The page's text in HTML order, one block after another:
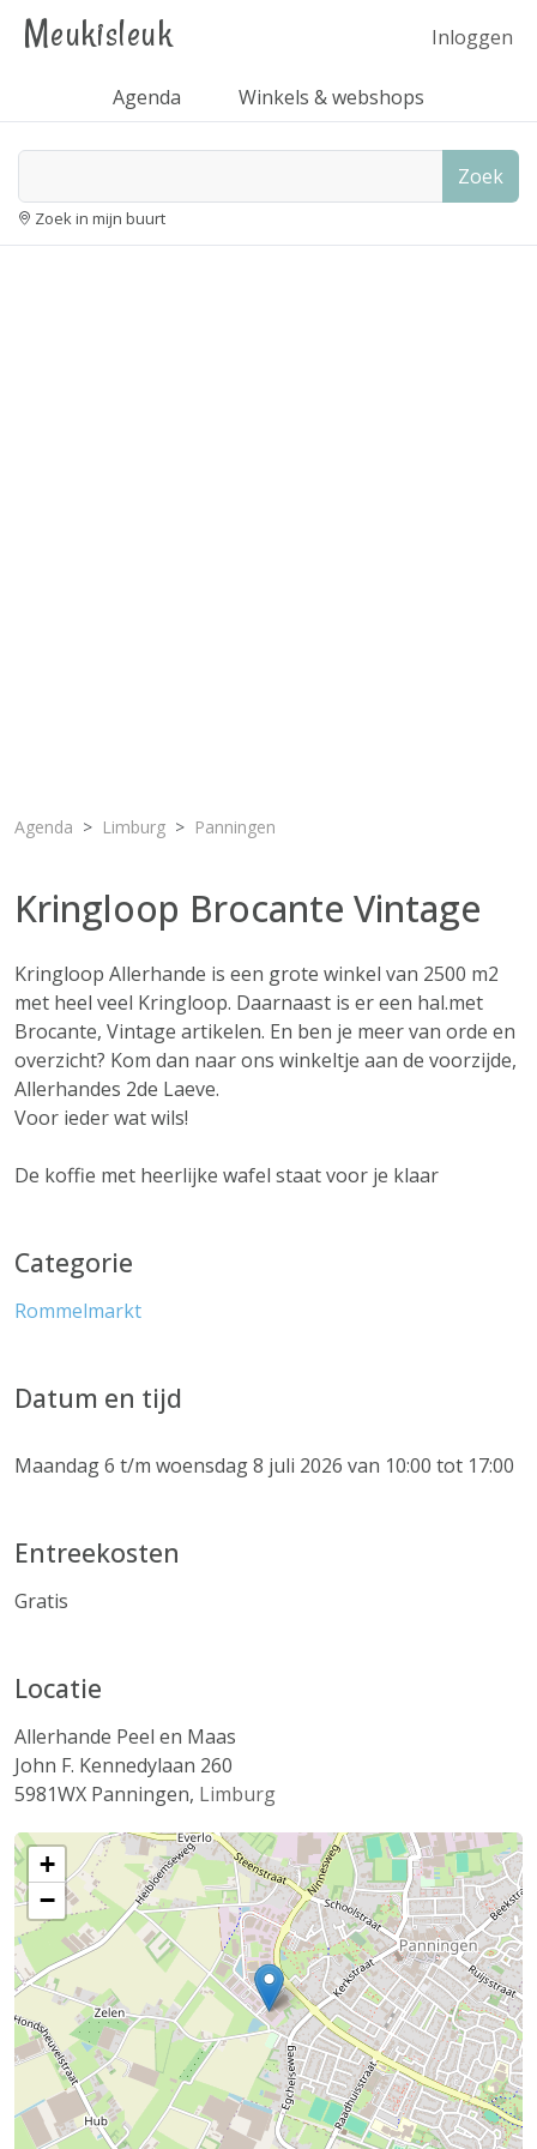
Meukisleuk Inloggen
Agenda Winkels & webshops
Zoek
Zoek in mijn buurt
Agenda Limburg Panningen
Kringloop Brocante Vintage
Kringloop Allerhande is een grote winkel van 2500 m2
met heel veel Kringloop. Daarnaast is er een hal.met
Brocante, Vintage artikelen. En ben je meer van orde en
overzicht? Kom dan naar ons winkeltje aan de voorzijde,
Allerhandes 2de Laeve.
Voor ieder wat wils!
De koffie met heerlijke wafel staat voor je klaar
Categorie
Rommelmarkt
Datum en tijd
Maandag 6 t/m woensdag 8 juli 2026 van 10:00 tot 17:00
Entreekosten
Gratis
Locatie
Allerhande Peel en Maas
John F. Kennedylaan 260
5981WX Panningen, Limburg
+
−